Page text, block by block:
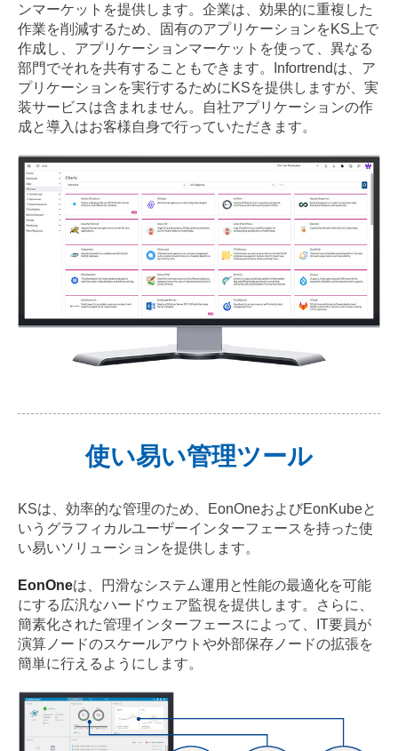
ンマーケットを提供します。企業は、効果的に重複した
作業を削減するため、固有のアプリケーションをKS上で
作成し、アプリケーションマーケットを使って、異なる
部門でそれを共有することもできます。Infortrendは、ア
プリケーションを実行するためにKSを提供しますが、実
装サービスは含まれません。自社アプリケーションの作
成と導入はお客様自身で行っていただきます。
使い易い管理ツール
KSは、効率的な管理のため、EonOneおよびEonKubeと
いうグラフィカルユーザーインターフェースを持った使
い易いソリューションを提供します。
EonOneは、円滑なシステム運用と性能の最適化を可能
にする広汎なハードウェア監視を提供します。さらに、
簡素化された管理インターフェースによって、IT要員が
演算ノードのスケールアウトや外部保存ノードの拡張を
簡単に行えるようにします。